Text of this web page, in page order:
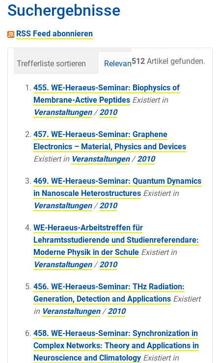
Suchergebnisse
RSS Feed abonnieren
512 Artikel gefunden.
Trefferliste sortieren Relevanz Datum
455. WE-Heraeus-Seminar: Biophysics of
Membrane-Active Peptides Existiert in
Veranstaltungen /2010
457. WE-Heraeus-Seminar: Graphene
Electronics – Material, Physics and Devices
Existiert in Veranstaltungen /2010
469. WE-Heraeus-Seminar: Quantum Dynamics
in Nanoscale Heterostructures Existiert in
Veranstaltungen /2010
WE-Heraeus-Arbeitstreffen für
Lehramtsstudierende und Studienreferendare:
Moderne Physik in der Schule Existiert in
Veranstaltungen /2010
456. WE-Heraeus-Seminar: THz Radiation:
Generation, Detection and Applications Existiert
in Veranstaltungen /2010
458. WE-Heraeus-Seminar: Synchronization in
Complex Networks: Theory and Applications in
Neuroscience and Climatology Existiert in